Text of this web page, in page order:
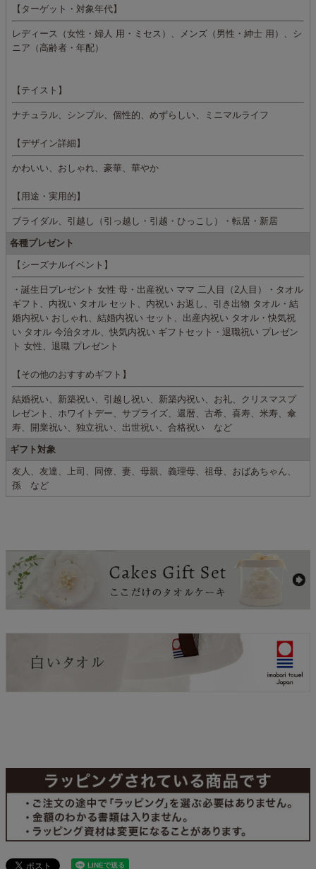
【ターゲット・対象年代】
レディース（女性・婦人 用・ミセス）、メンズ（男性・紳士 用）、シ
ニア（高齢者・年配）
【テイスト】
ナチュラル、シンプル、個性的、めずらしい、ミニマルライフ
【デザイン詳細】
かわいい、おしゃれ、豪華、華やか
【用途・実用的】
ブライダル、引越し（引っ越し・引越・ひっこし）・転居・新居
各種プレゼント
【シーズナルイベント】
・誕生日プレゼント 女性 母・出産祝い ママ 二人目（2人目）・タオル
ギフト、内祝い タオル セット、内祝い お返し、引き出物 タオル・結
婚内祝い おしゃれ、結婚内祝い セット、出産内祝い タオル・快気祝
い タオル 今治タオル、快気内祝い ギフトセット・退職祝い プレゼン
ト 女性、退職 プレゼント
【その他のおすすめギフト】
結婚祝い、新築祝い、引越し祝い、新築内祝い、お礼、クリスマスプ
レゼント、ホワイトデー、サプライズ、還暦、古希、喜寿、米寿、傘
寿、開業祝い、独立祝い、出世祝い、合格祝い など
ギフト対象
友人、友達、上司、同僚、妻、母親、義理母、祖母、おばあちゃん、
孫 など